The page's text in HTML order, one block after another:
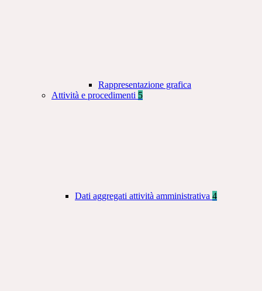
Rappresentazione grafica
Attività e procedimenti 5
Dati aggregati attività amministrativa 4